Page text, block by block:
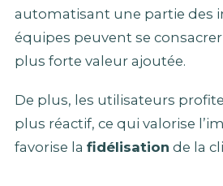
automatisant une partie des
équipes peuvent se consacrer
plus forte valeur ajoutée.
De plus, les utilisateurs
plus réactif, ce qui valorise
favorise la fidélisation de la